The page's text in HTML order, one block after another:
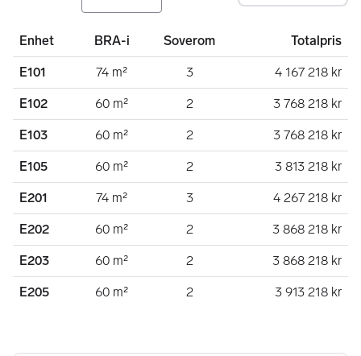
Enhet BRA-i Soverom Totalpris
E101 74 m² 3 4 167 218 kr
E102 60 m² 2 3 768 218 kr
E103 60 m² 2 3 768 218 kr
E105 60 m² 2 3 813 218 kr
E201 74 m² 3 4 267 218 kr
E202 60 m² 2 3 868 218 kr
E203 60 m² 2 3 868 218 kr
E205 60 m² 2 3 913 218 kr